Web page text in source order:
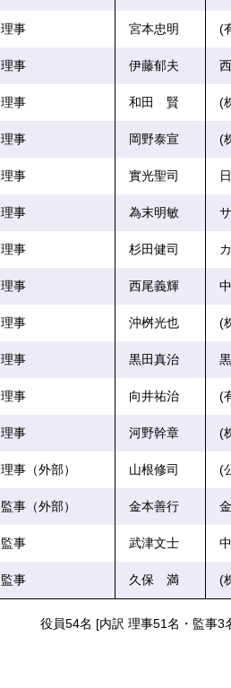
理事 宮本忠明 (
理事 伊藤郁夫
理事 和田 賢 (
理事 岡野泰宣 (
理事 實光聖司
理事 為末明敏
理事 杉田健司
理事 西尾義輝
理事 沖桝光也 (
理事 黒田真治
理事 向井祐治 (
理事 河野幹章 (
理事（外部） 山根修司 (
監事（外部） 金本善行
監事 武津文士
監事 久保 満 (
役員54名 [内訳 理事51名・監事3